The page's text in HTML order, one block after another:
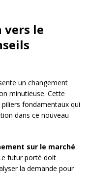
vers le
un changement
minutieuse. Cette
fondamentaux qui
dans ce nouveau
sur le marché
futur porté doit
la demande pour